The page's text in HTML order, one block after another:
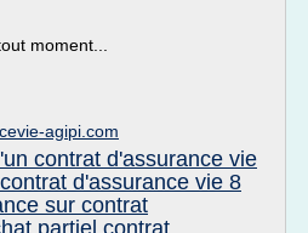
moment...
agipi.com
contrat d'assurance vie
d'assurance vie 8
sur contrat
partiel contrat